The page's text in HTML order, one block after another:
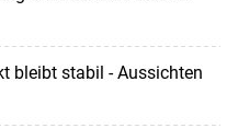
bleibt stabil - Aussichten